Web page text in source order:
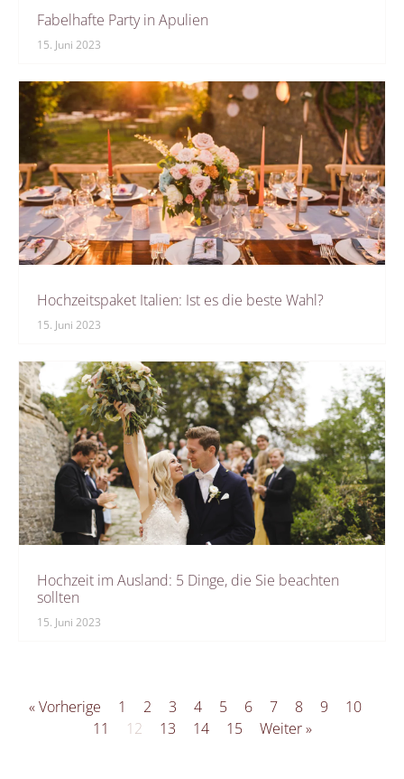
Fabelhafte Party in Apulien
15. Juni 2023
Hochzeitspaket Italien: Ist es die beste Wahl?
15. Juni 2023
Hochzeit im Ausland: 5 Dinge, die Sie beachten
sollten
15. Juni 2023
« Vorherige 1 2 3 4 5 6 7 8 9
10
11
12 13 14 15 Weiter »